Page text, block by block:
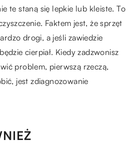
te staną się lepkie lub kleiste. To
Faktem jest, że sprzęt
drogi, a jeśli zawiedzie
cierpiał. Kiedy zadzwonisz
problem, pierwszą rzeczą,
jest zdiagnozowanie